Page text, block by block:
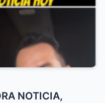
NOTICIA,